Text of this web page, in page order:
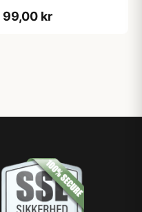
99,00 kr